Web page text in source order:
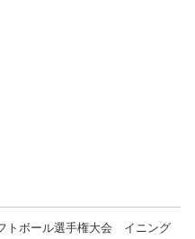
トボール選手権大会 イニング